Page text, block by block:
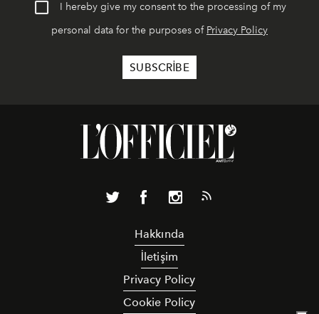
I hereby give my consent to the processing of my
personal data for the purposes of Privacy Policy
Hakkında
İletişim
Privacy Policy
Cookie Policy